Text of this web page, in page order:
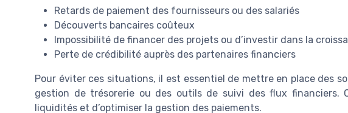
Retards de paiement des fournisseurs ou des salariés
Découverts bancaires coûteux
Impossibilité de financer des projets ou d’investir dans la
Perte de crédibilité auprès des partenaires financiers
Pour éviter ces situations, il est essentiel de mettre en place des
gestion de trésorerie ou des outils de suivi des flux financiers.
liquidités et d’optimiser la gestion des paiements.